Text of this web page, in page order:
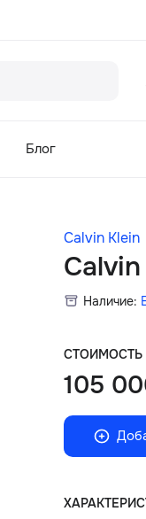
Блог
Calvin Klein
Наличие:
СТОИМОСТЬ
105